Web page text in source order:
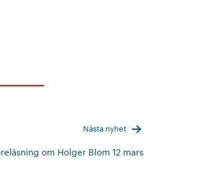
Nästa nyhet
om Holger Blom 12 mars